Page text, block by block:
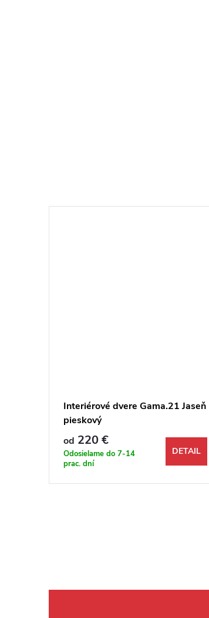
Interiérové dvere Gama.21 Jaseň
pieskový
od 220 €
Odosielame do 7-14
prac. dní
DETAIL